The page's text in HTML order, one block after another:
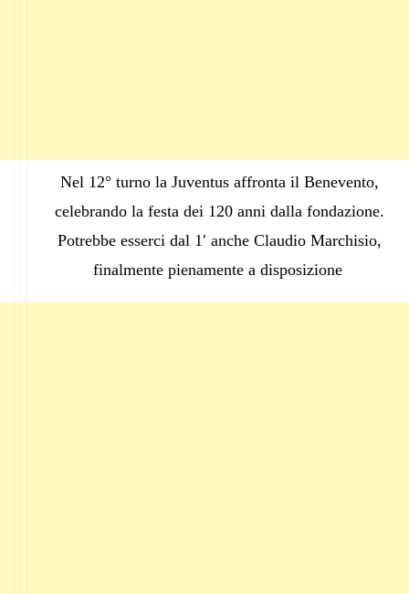
Nel 12° turno la Juventus affronta il Benevento,
celebrando la festa dei 120 anni dalla fondazione.
Potrebbe esserci dal 1′ anche Claudio Marchisio,
finalmente pienamente a disposizione